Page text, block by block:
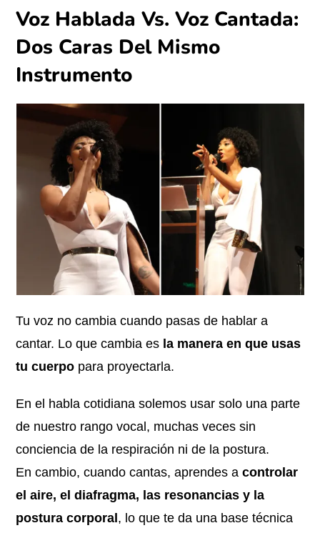
Voz Hablada Vs. Voz Cantada:
Dos Caras Del Mismo
Instrumento
Tu voz no cambia cuando pasas de hablar a
cantar. Lo que cambia es la manera en que usas
tu cuerpo para proyectarla.
En el habla cotidiana solemos usar solo una parte
de nuestro rango vocal, muchas veces sin
conciencia de la respiración ni de la postura.
En cambio, cuando cantas, aprendes acontrolar
el aire, el diafragma, las resonancias y la
postura corporal , lo que te da una base técnica